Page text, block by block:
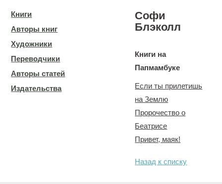
Книги
Авторы книг
Художники
Переводчики
Авторы статей
Издательства
Софи
Блэколл
Книги на
Папмамбуке
Если ты прилетишь
на Землю
Пророчество о
Беатрисе
Привет, маяк!
Назад к списку